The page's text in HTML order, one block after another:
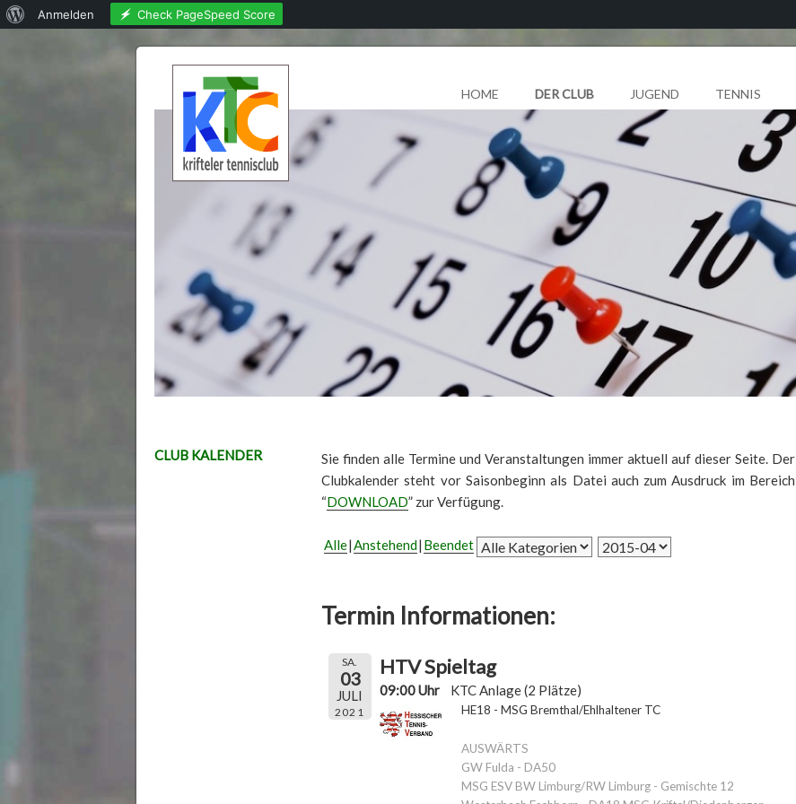
HOME DER CLUB JUGEND TENNIS
CLUB KALENDER
Sie finden alle Termine und Veranstaltungen immer aktuell auf dieser Seite. Der
Clubkalender steht vor Saisonbeginn als Datei auch zum Ausdruck im Bereich
“DOWNLOAD” zur Verfügung.
Alle Anstehend Beendet
Termin Informationen:
SA.
03
JULI
2021
HTV Spieltag
09:00 Uhr KTC Anlage (2 Plätze)
HE18 - MSG Bremthal/Ehlhaltener TC
AUSWÄRTS
GW Fulda - DA50
MSG ESV BW Limburg/RW Limburg - Gemischte 12
Über
Anmelden Check PageSpeed Score